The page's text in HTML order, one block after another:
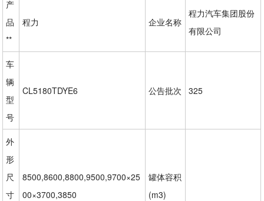
产
品
**
程力 企业名称
程力汽车集团股份
有限公司
车
辆
型
号
CL5180TDYE6 公告批次 325
外
形
尺
寸
8500,8600,8800,9500,9700×25
00×3700,3850
罐体容积
(m3)